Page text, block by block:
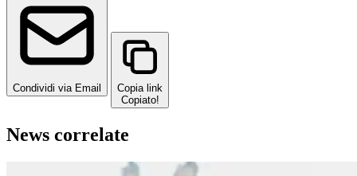
Condividi via Email
Copia link
Copiato!
News correlate